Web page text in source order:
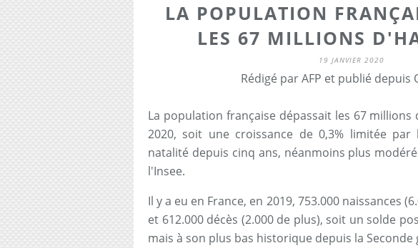
LA POPULATION
LES 67 MILLIONS
19 JANVIER 2020
Rédigé par AFP et publié depuis
La population française dépassait les 67
2020, soit une croissance de 0,3% limitée
natalité depuis cinq ans, néanmoins plus
l'Insee.
Il y a eu en France, en 2019, 753.000 naissances
et 612.000 décès (2.000 de plus), soit un solde
mais à son plus bas historique depuis la